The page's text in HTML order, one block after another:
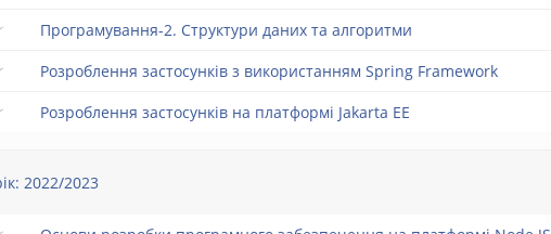
Програмування-2. Структури даних та алгоритми
Розроблення застосунків з використанням Spring Framework
Розроблення застосунків на платформі Jakarta EE
2022/2023